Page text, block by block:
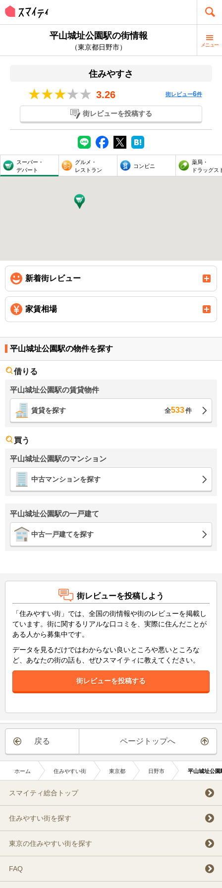
平山城址公園駅の街情報
（東京都日野市） メニュー
住みやすさ
3.26 街レビュー6件
街レビューを投稿する
スーパー・
デパート
グルメ・
レストラン
コンビニ
薬局・
ドラッグス
新着街レビュー
家賃相場
平山城址公園駅の物件を探す
借りる
平山城址公園駅の賃貸物件
賃貸を探す 全533件
買う
平山城址公園駅のマンション
中古マンションを探す
平山城址公園駅の一戸建て
中古一戸建てを探す
街レビューを投稿しよう
「住みやすい街」では、全国の街情報や街のレビューを掲載し
ています。街に関するリアルな口コミを、実際に住んだことが
ある人から募集中です。
データを見るだけではわからない良いところや悪いところな
ど、あなたの街の話も、ぜひスマイティに教えてください。
街レビューを投稿する
戻る ページトップへ
ホーム 住みやすい街 東京都 日野市 平山城址公園
スマイティ総合トップ
住みやすい街を探す
東京の住みやすい街を探す
FAQ